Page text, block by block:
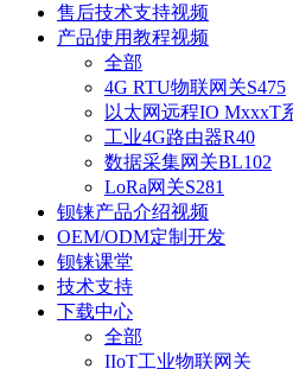
售后技术支持视频
产品使用教程视频
全部
4G RTU物联网关S475
以太网远程IO MxxxT
工业4G路由器R40
数据采集网关BL102
LoRa网关S281
钡铼产品介绍视频
OEM/ODM定制开发
钡铼课堂
技术支持
下载中心
全部
IIoT工业物联网关